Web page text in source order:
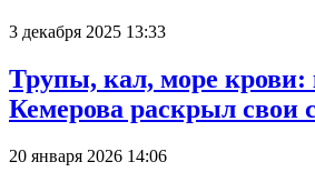
3 декабря 2025 13:33
Трупы, кал, море крови:
Кемерова раскрыл свои
20 января 2026 14:06